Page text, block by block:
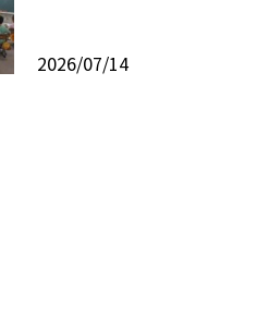
2026/07/14